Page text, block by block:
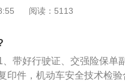
件进行的检验。目的在于检
指定的车辆年检站，可以选
小型汽车、货车和中型客车
格标志。
阅读：5113
带好行驶证、交强险保单
印件，机动车安全技术检